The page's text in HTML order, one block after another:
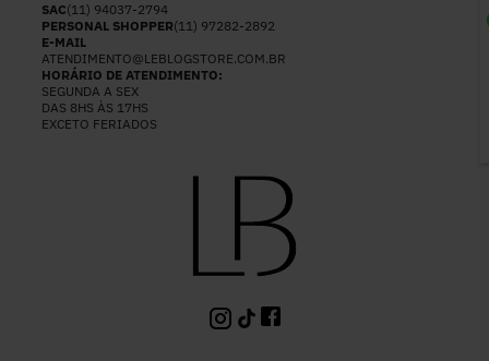
SAC(11) 94037-2794
PERSONAL SHOPPER(11) 97282-2892
E-MAIL
ATENDIMENTO@LEBLOGSTORE.COM.BR
HORÁRIO DE ATENDIMENTO:
SEGUNDA A SEX
DAS 8HS ÀS 17HS
EXCETO FERIADOS